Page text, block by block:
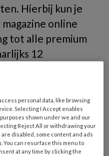
Hierbij kun je
online
tot alle premium
12
van alles wat er in
de nieuwste
van dementie,
palliatieve
personal data, like browsing
Selecting I Accept enables
shown under we and our
Reject All or withdrawing your
disabled, some content and ads
You can resurface this menu to
at any time by clicking the